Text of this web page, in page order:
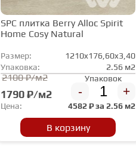
SPC плитка Berry Alloc Spirit
Home Cosy Natural
Размер:
1210x176,60x3,40
Упаковка:
2.56 м2
2100 ₽/м2
1790 ₽/м2
Упаковок
- +
Цена: 4582₽ за 2.56 м2
В корзину